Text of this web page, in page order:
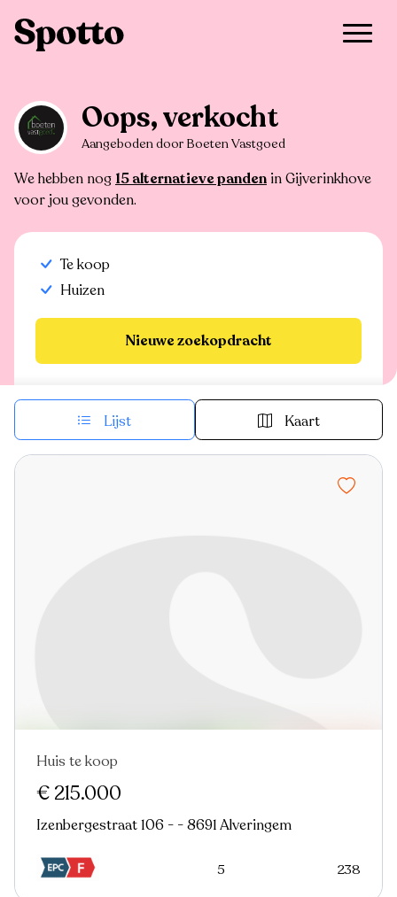
Oops, verkocht
Aangeboden door Boeten Vastgoed
We hebben nog 15 alternatieve panden in Gijverinkhove
voor jou gevonden.
Te koop
Huizen
Nieuwe zoekopdracht
Lijst Kaart
Nieuw
Huis te koop
€ 215.000
Izenbergestraat 106 - - 8691 Alveringem
5 238